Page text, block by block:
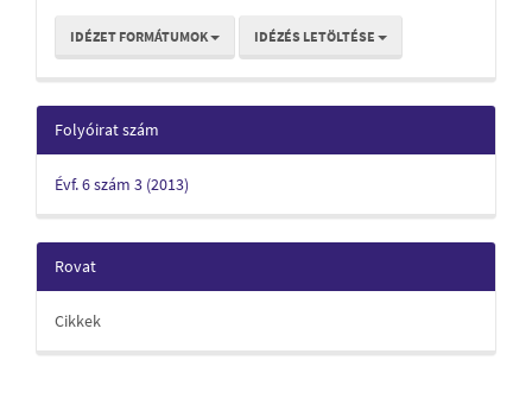
IDÉZET FORMÁTUMOK IDÉZÉS LETÖLTÉSE
Folyóirat szám
Évf. 6 szám 3 (2013)
Rovat
Cikkek